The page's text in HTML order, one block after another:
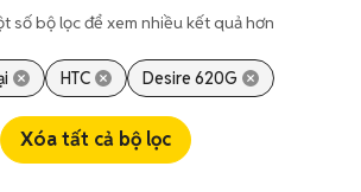
số bộ lọc để xem nhiều kết quả hơn
HTC Desire 620G
Xóa tất cả bộ lọc